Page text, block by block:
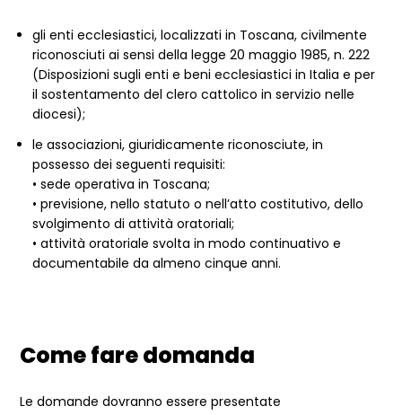
gli enti ecclesiastici, localizzati in Toscana, civilmente
riconosciuti ai sensi della legge 20 maggio 1985, n. 222
(Disposizioni sugli enti e beni ecclesiastici in Italia e per
il sostentamento del clero cattolico in servizio nelle
diocesi);
le associazioni, giuridicamente riconosciute, in
possesso dei seguenti requisiti:
• sede operativa in Toscana;
• previsione, nello statuto o nell’atto costitutivo, dello
svolgimento di attività oratoriali;
• attività oratoriale svolta in modo continuativo e
documentabile da almeno cinque anni.
Come fare domanda
Le domande dovranno essere presentate